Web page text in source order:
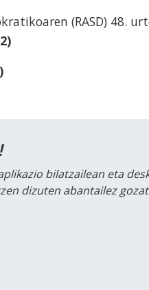
(RASD) 48.
bilatzailean eta
dizuten abantailez